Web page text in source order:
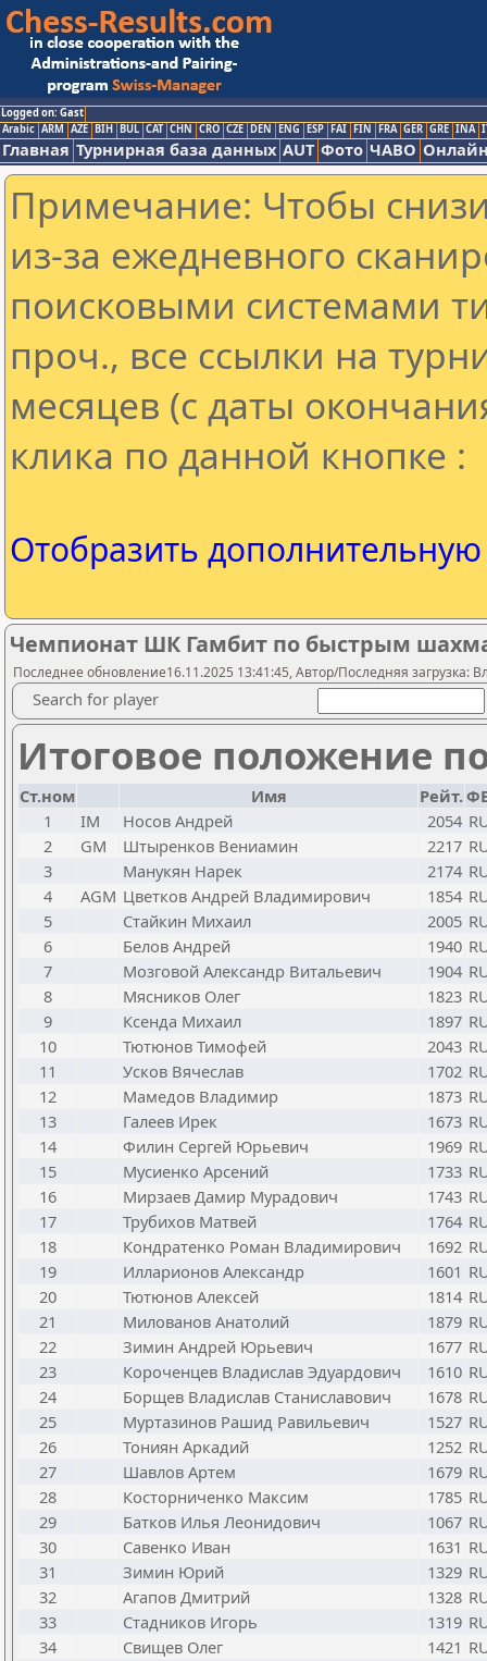
Logged on: Gast
Arabic ARM AZE BIH BUL CAT CHN CRO CZE DEN ENG ESP FAI FIN FRA GER GRE INA
Главная Турнирная база данных AUT Фото ЧАВО
Примечание: Чтобы
из-за ежедневного
поисковыми системами
проч., все ссылки на
месяцев (с даты
клика по данной кнопке :
Отобразить
Чемпионат ШК Гамбит по быстрым
Последнее обновление16.11.2025 13:41:45, Автор/Последняя загрузка:
Search for player
Итоговое положение
Ст.ном Имя Рейт.
1
IM Носов Андрей 2054
2
GM Штыренков Вениамин 2217
3
Манукян Нарек 2174
4
AGM Цветков Андрей Владимирович 1854
5
Стайкин Михаил 2005
6
Белов Андрей 1940
7
Мозговой Александр Витальевич 1904
8
Мясников Олег 1823
9
Ксенда Михаил 1897
10
Тютюнов Тимофей 2043
11
Усков Вячеслав 1702
12
Мамедов Владимир 1873
13
Галеев Ирек 1673
14
Филин Сергей Юрьевич 1969
15
Мусиенко Арсений 1733
16
Мирзаев Дамир Мурадович 1743
17
Трубихов Матвей 1764
18
Кондратенко Роман Владимирович 1692
19
Илларионов Александр 1601
20
Тютюнов Алексей 1814
21
Милованов Анатолий 1879
22
Зимин Андрей Юрьевич 1677
23
Короченцев Владислав Эдуардович 1610
24
Борщев Владислав Станиславович 1678
25
Муртазинов Рашид Равильевич 1527
26
Тониян Аркадий 1252
27
Шавлов Артем 1679
28
Косторниченко Максим 1785
29
Батков Илья Леонидович 1067
30
Савенко Иван 1631
31
Зимин Юрий 1329
32
Агапов Дмитрий 1328
33
Стадников Игорь 1319
34
Свищев Олег 1421